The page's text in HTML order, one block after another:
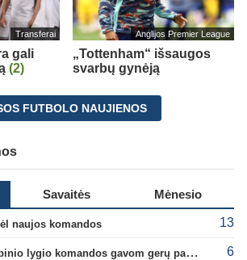
Transferai
gali
(2)
Anglijos Premier League
„Tottenham“ išsaugos
svarbų gynėją
FUTBOLO NAUJIENOS
Savaitės Mėnesio
naujos komandos 13
A. Tapinas: „Iš europinio lygio komandos gavom gerų pamokų“ 6